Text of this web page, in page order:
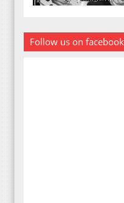
Follow us on facebook